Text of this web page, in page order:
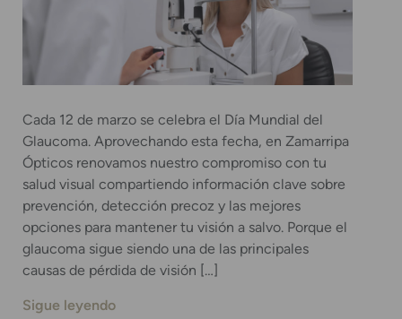
Cada 12 de marzo se celebra el Día Mundial del
Glaucoma. Aprovechando esta fecha, en Zamarripa
Ópticos renovamos nuestro compromiso con tu
salud visual compartiendo información clave sobre
prevención, detección precoz y las mejores
opciones para mantener tu visión a salvo. Porque el
glaucoma sigue siendo una de las principales
causas de pérdida de visión […]
Sigue leyendo